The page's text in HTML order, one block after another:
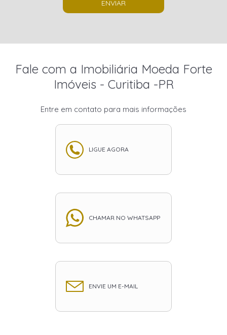
ENVIAR
Fale com a Imobiliária Moeda Forte
Imóveis - Curitiba -PR
Entre em contato para mais informações
LIGUE AGORA
CHAMAR NO WHATSAPP
ENVIE UM E-MAIL